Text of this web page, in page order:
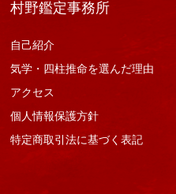
村野鑑定事務所
自己紹介
気学・四柱推命を選んだ理由
アクセス
個人情報保護方針
特定商取引法に基づく表記